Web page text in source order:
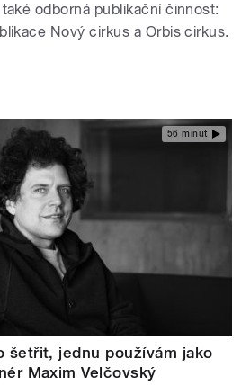
odborná publikační činnost:
Nový cirkus a Orbis cirkus.
56 minut
šetřit, jednu používám jako
Maxim Velčovský